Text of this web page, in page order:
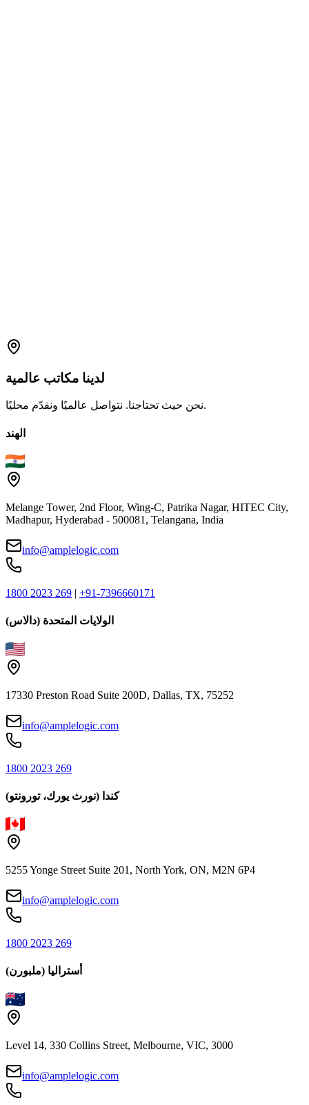
لدينا مكاتب عالمية
نحن حيث تحتاجنا. نتواصل عالميًا ونقدّم محليًا.
الهند
Melange Tower, 2nd Floor, Wing-C, Patrika Nagar, HITEC City,
Madhapur, Hyderabad - 500081, Telangana, India
info@amplelogic.com
1800 2023 269 | +91-7396660171
الولايات المتحدة (دالاس)
17330 Preston Road Suite 200D, Dallas, TX, 75252
info@amplelogic.com
1800 2023 269
كندا (نورث يورك، تورونتو)
5255 Yonge Street Suite 201, North York, ON, M2N 6P4
info@amplelogic.com
1800 2023 269
أستراليا (ملبورن)
Level 14, 330 Collins Street, Melbourne, VIC, 3000
info@amplelogic.com